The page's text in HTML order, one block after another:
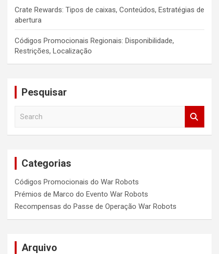
Crate Rewards: Tipos de caixas, Conteúdos, Estratégias de
abertura
Códigos Promocionais Regionais: Disponibilidade,
Restrições, Localização
Pesquisar
Categorias
Códigos Promocionais do War Robots
Prémios de Marco do Evento War Robots
Recompensas do Passe de Operação War Robots
Arquivo